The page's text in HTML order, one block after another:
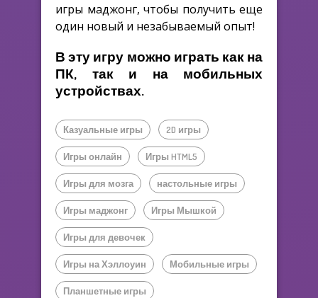
игры маджонг, чтобы получить еще
один новый и незабываемый опыт!
В эту игру можно играть как на
ПК, так и на мобильных
устройствах.
Казуальные игры 2D игры
Игры онлайн Игры HTML5
Игры для мозга настольные игры
Игры маджонг Игры Мышкой
Игры для девочек
Игры на Хэллоуин Мобильные игры
Планшетные игры